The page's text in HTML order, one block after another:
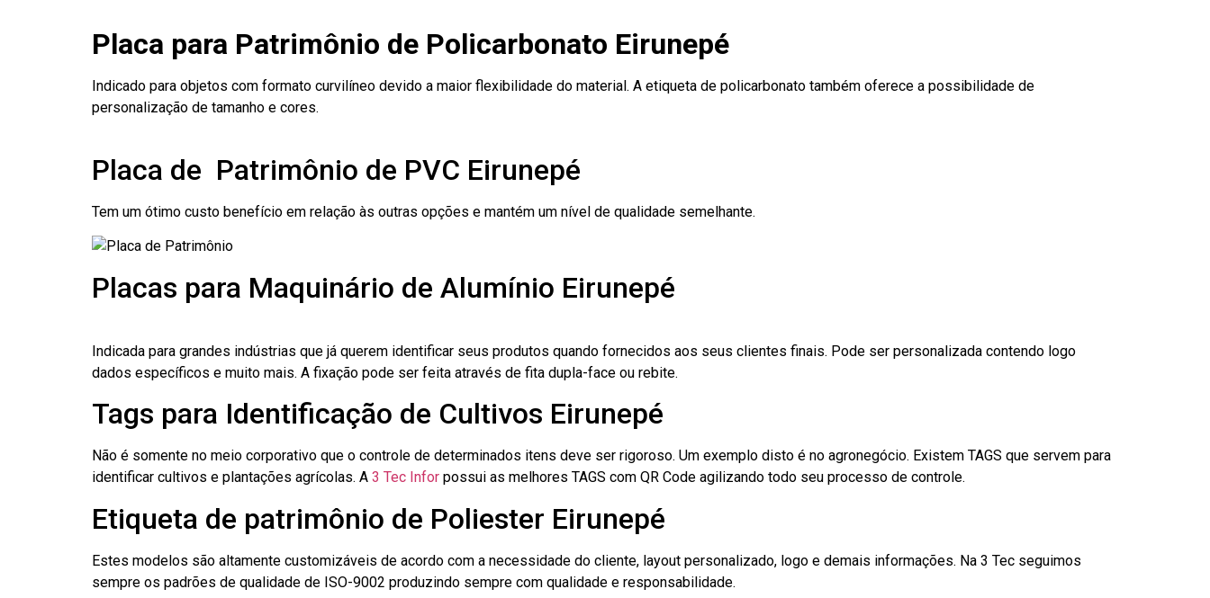
Placa para Patrimônio de Policarbonato Eirunepé
Indicado para objetos com formato curvilíneo devido a maior flexibilidade do material. A etiqueta de policarbonato também oferece a possibilidade de
personalização de tamanho e cores.
Placa de Patrimônio de PVC Eirunepé
Tem um ótimo custo benefício em relação às outras opções e mantém um nível de qualidade semelhante.
Placas para Maquinário de Alumínio Eirunepé
Indicada para grandes indústrias que já querem identificar seus produtos quando fornecidos aos seus clientes finais. Pode ser personalizada contendo logo
dados específicos e muito mais. A fixação pode ser feita através de fita dupla-face ou rebite.
Tags para Identificação de Cultivos Eirunepé
Não é somente no meio corporativo que o controle de determinados itens deve ser rigoroso. Um exemplo disto é no agronegócio. Existem TAGS que servem para
identificar cultivos e plantações agrícolas. A 3 Tec Infor possui as melhores TAGS com QR Code agilizando todo seu processo de controle.
Etiqueta de patrimônio de Poliester Eirunepé
Estes modelos são altamente customizáveis de acordo com a necessidade do cliente, layout personalizado, logo e demais informações. Na 3 Tec seguimos
sempre os padrões de qualidade de ISO-9002 produzindo sempre com qualidade e responsabilidade.